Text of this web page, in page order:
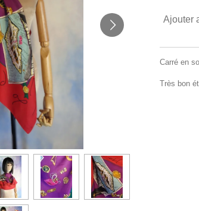
Ajouter
Carré en
Très bon